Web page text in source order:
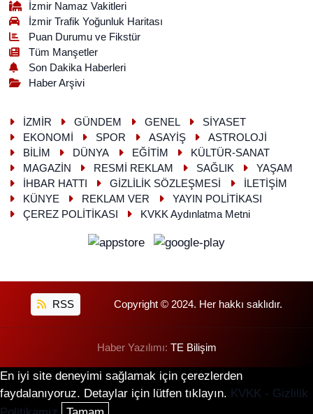
İzmir Namaz Vakitleri
İzmir Trafik Yoğunluk Haritası
Puan Durumu ve Fikstür
Tüm Manşetler
Son Dakika Haberleri
Haber Arşivi
İZMİR GÜNDEM GENEL
SİYASET
EKONOMİ
SPOR ASAYİŞ
ASTROLOJİ
BİLİM
DÜNYA EĞİTİM
KÜLTÜR-SANAT
MAGAZİN
RESMİ REKLAM SAĞLIK
YAŞAM
İHBAR HATTI
GİZLİLİK SÖZLEŞMESİ
İLETİŞİM
KÜNYE
REKLAM VER
YAYIN POLİTİKASI
ÇEREZ POLİTİKASI
KVKK Aydınlatma Metni
RSS Copyright © 2024. Her hakkı saklıdır.
Haber Yazılımı: TE Bilişim
En iyi site deneyimi sağlamak için çerezlerden
faydalanıyoruz. Detaylar için lütfen tıklayın. KVKK - Gizlilik